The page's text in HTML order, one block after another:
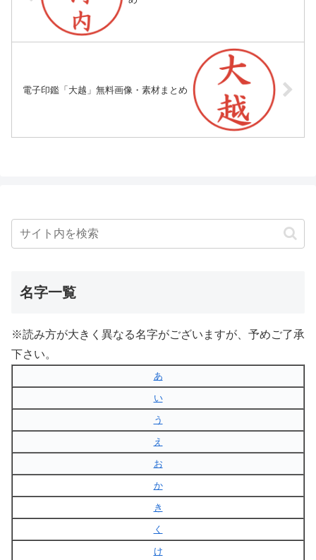
電子印鑑「大越」無料画像・素材まとめ
名字一覧
※読み方が大きく異なる名字がございますが、予めご了承
下さい。
あ
い
う
え
お
か
き
く
け